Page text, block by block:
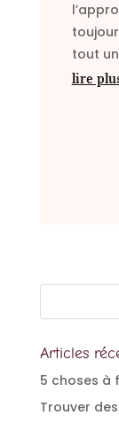
tout
lire
Articles
5 choses à
Trouver